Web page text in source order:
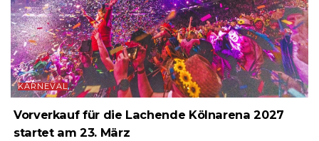
KARNEVAL
Vorverkauf für die Lachende Kölnarena 2027
startet am 23. März